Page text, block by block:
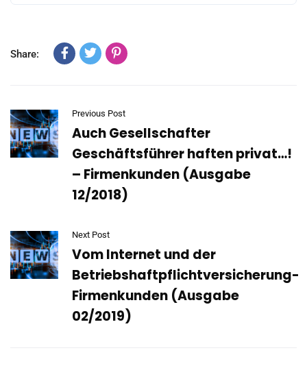
Share:
Previous Post
Auch Gesellschafter
Geschäftsführer haften privat…!
– Firmenkunden (Ausgabe
12/2018)
Next Post
Vom Internet und der
Betriebshaftpflichtversicherung-
Firmenkunden (Ausgabe
02/2019)